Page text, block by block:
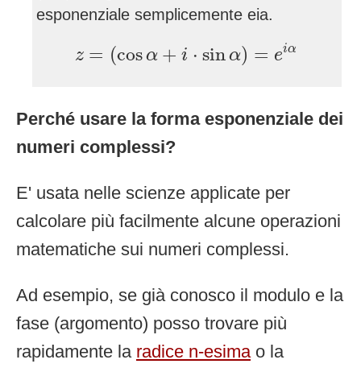
esponenziale semplicemente eia.
z = (cosα + i ⋅ sinα) = eiα
= i⋅ sin =e
Perché usare la forma esponenziale dei
numeri complessi?
E' usata nelle scienze applicate per
calcolare più facilmente alcune operazioni
matematiche sui numeri complessi.
Ad esempio, se già conosco il modulo e la
fase (argomento) posso trovare più
rapidamente la radice n-esima o la